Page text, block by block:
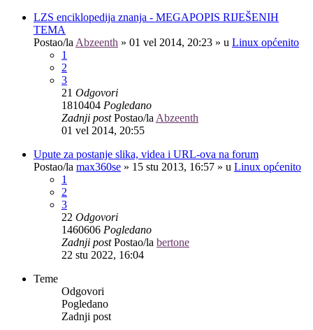
LZS enciklopedija znanja - MEGAPOPIS RIJEŠENIH
TEMA
Postao/la Abzeenth » 01 vel 2014, 20:23 » u Linux općenito
1
2
3
21 Odgovori
1810404 Pogledano
Zadnji postPostao/la Abzeenth
01 vel 2014, 20:55
Upute za postanje slika, videa i URL-ova na forum
Postao/la max360se » 15 stu 2013, 16:57 » u Linux općenito
1
2
3
22 Odgovori
1460606 Pogledano
Zadnji postPostao/la bertone
22 stu 2022, 16:04
Teme
Odgovori
Pogledano
Zadnji post